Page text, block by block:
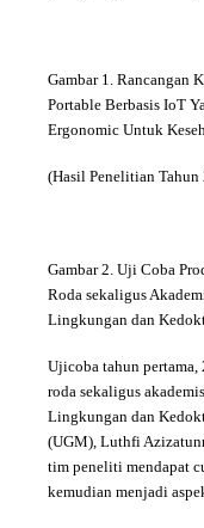
Gambar 1. Rancangan
Portable Berbasis IoT
Ergonomic Untuk
(Hasil Penelitian Tahun
Gambar 2. Uji Coba
Roda sekaligus
Lingkungan dan
Ujicoba tahun
roda sekaligus
Lingkungan dan
(UGM), Luthfi
tim peneliti mendapat
kemudian menjadi